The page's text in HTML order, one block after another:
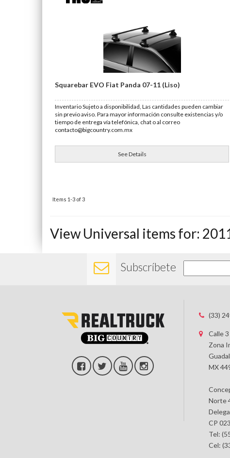
Squarebar EVO Fiat Panda 07-11 (Liso)
Inventario Sujeto a disponibilidad, Las cantidades pueden cambiar
sin previo aviso. Para mayor información consulte existencias y/o
tiempo de entrega vía telefónica, chat o al correo
contacto@bigcountry.com.mx
See Details
Items 1-3 of3
View Universal items for:
Subscríbete
(33)
Calle
Zona
MX
Norte
CP
Tel:
Cel: